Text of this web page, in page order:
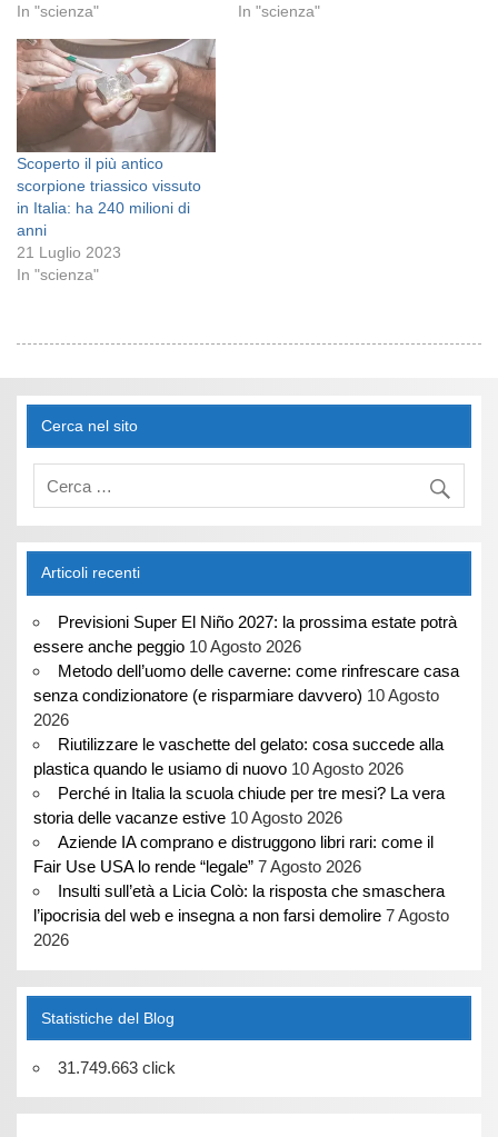
In "scienza"
In "scienza"
Scoperto il più antico
scorpione triassico vissuto
in Italia: ha 240 milioni di
anni
21 Luglio 2023
In "scienza"
Cerca nel sito
Articoli recenti
Previsioni Super El Niño 2027: la prossima estate potrà
essere anche peggio 10 Agosto 2026
Metodo dell’uomo delle caverne: come rinfrescare casa
senza condizionatore (e risparmiare davvero) 10 Agosto
2026
Riutilizzare le vaschette del gelato: cosa succede alla
plastica quando le usiamo di nuovo 10 Agosto 2026
Perché in Italia la scuola chiude per tre mesi? La vera
storia delle vacanze estive 10 Agosto 2026
Aziende IA comprano e distruggono libri rari: come il
Fair Use USA lo rende “legale” 7 Agosto 2026
Insulti sull’età a Licia Colò: la risposta che smaschera
l’ipocrisia del web e insegna a non farsi demolire 7 Agosto
2026
Statistiche del Blog
31.749.663 click